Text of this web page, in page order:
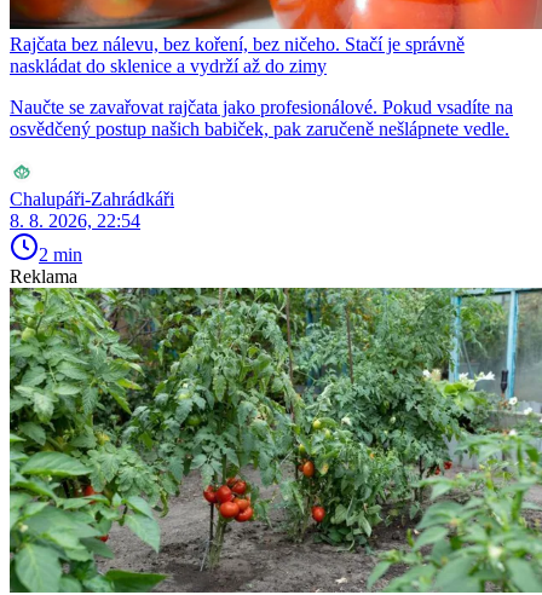
Rajčata bez nálevu, bez koření, bez ničeho. Stačí je správně
naskládat do sklenice a vydrží až do zimy
Naučte se zavařovat rajčata jako profesionálové. Pokud vsadíte na
osvědčený postup našich babiček, pak zaručeně nešlápnete vedle.
Chalupáři-Zahrádkáři
8. 8. 2026, 22:54
2 min
Reklama